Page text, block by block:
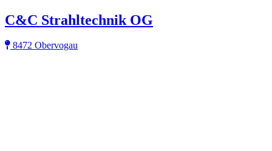
C&C Strahltechnik OG
8472 Obervogau